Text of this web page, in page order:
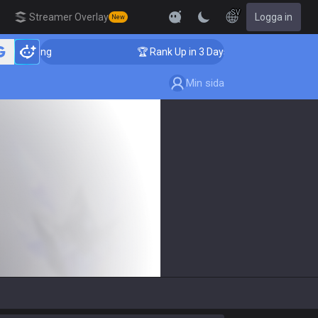
Streamer Overlay New
SV Logga in
🏆 Rank Up in 3 Days! Challenger Coaching
Min sida